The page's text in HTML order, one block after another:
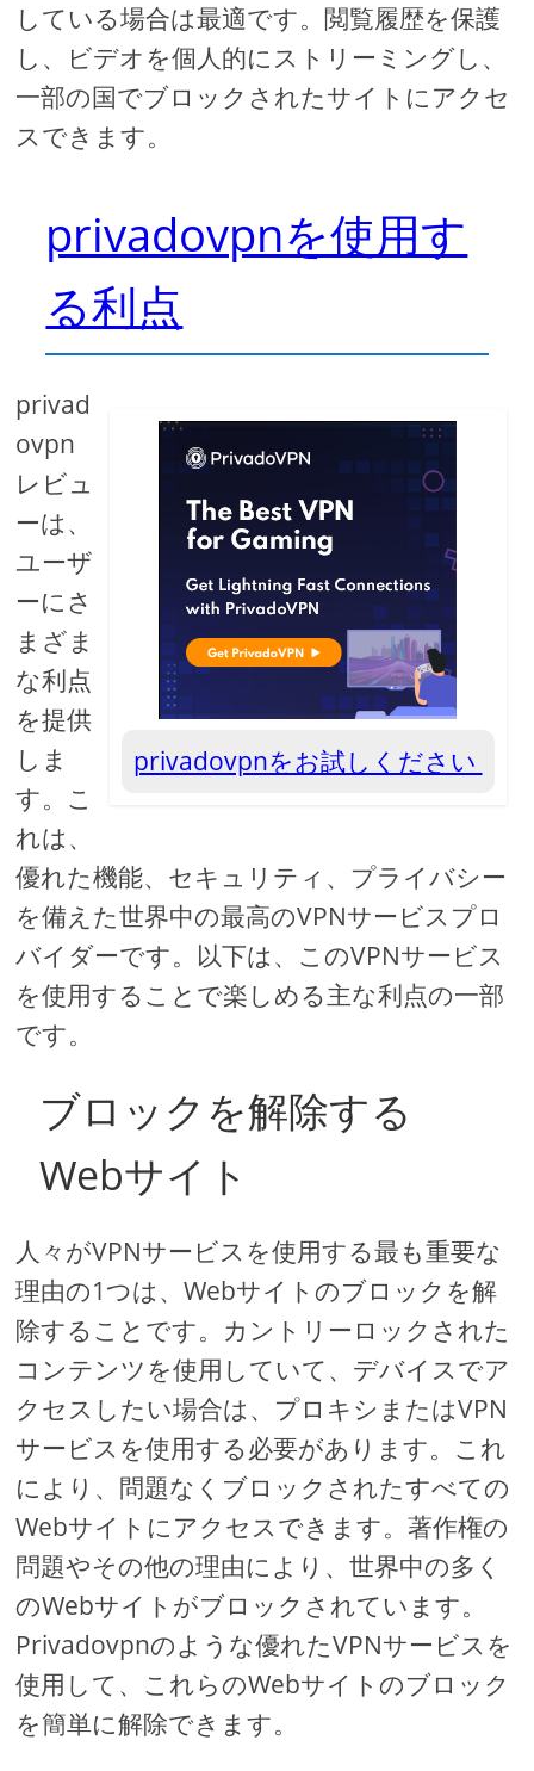
している場合は最適です。閲覧履歴を保護
し、ビデオを個人的にストリーミングし、
一部の国でブロックされたサイトにアクセ
スできます。
privadovpnを使用す
る利点
privadovpnをお試しください
privad
ovpn
レビュ
ーは、
ユーザ
ーにさ
まざま
な利点
を提供
しま
す。こ
れは、
優れた機能、セキュリティ、プライバシー
を備えた世界中の最高のVPNサービスプロ
バイダーです。以下は、このVPNサービス
を使用することで楽しめる主な利点の一部
です。
ブロックを解除する
Webサイト
人々がVPNサービスを使用する最も重要な
理由の1つは、Webサイトのブロックを解
除することです。カントリーロックされた
コンテンツを使用していて、デバイスでア
クセスしたい場合は、プロキシまたはVPN
サービスを使用する必要があります。これ
により、問題なくブロックされたすべての
Webサイトにアクセスできます。著作権の
問題やその他の理由により、世界中の多く
のWebサイトがブロックされています。
Privadovpnのような優れたVPNサービスを
使用して、これらのWebサイトのブロック
を簡単に解除できます。